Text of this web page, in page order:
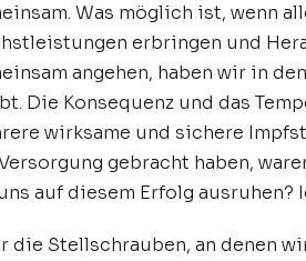
Was möglich ist, wenn
erbringen und
angehen, haben wir in
Die Konsequenz und das
wirksame und sichere
gebracht haben,
auf diesem Erfolg ausruhen?
die Stellschrauben, an denen